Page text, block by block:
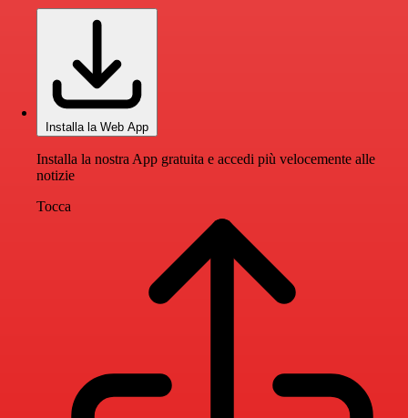
Installa la Web App
Installa la nostra App gratuita e accedi più velocemente alle
notizie
Tocca